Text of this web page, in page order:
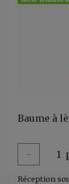
- 1
Réception